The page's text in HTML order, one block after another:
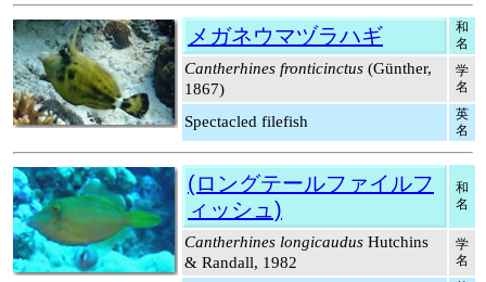
メガネウマヅラハギ
和
名
Cantherhines fronticinctus (Günther,
1867)
学
名
Spectacled filefish
英
名
(ロングテールファイルフ
ィッシュ)
和
名
Cantherhines longicaudus Hutchins
& Randall, 1982
学
名